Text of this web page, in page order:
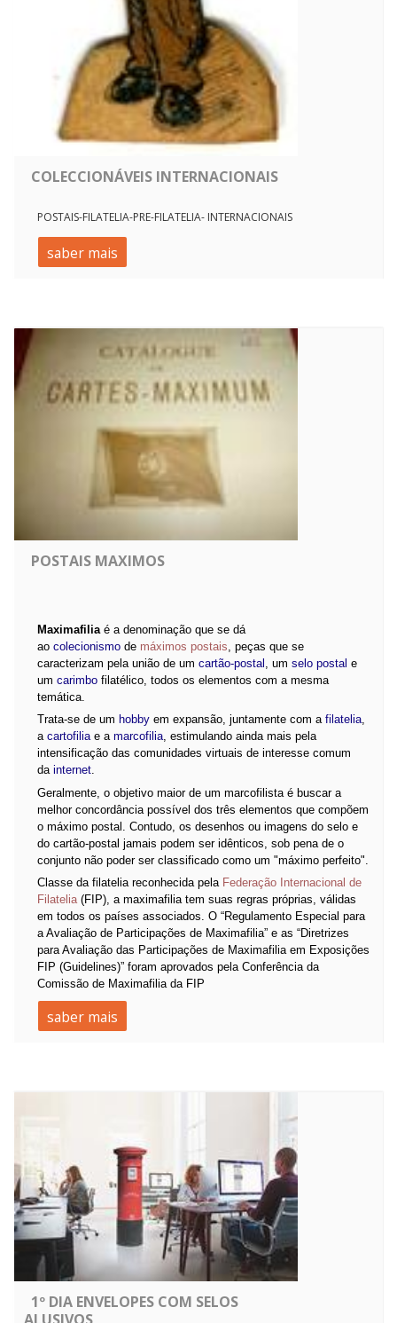
COLECCIONÁVEIS INTERNACIONAIS
POSTAIS-FILATELIA-PRE-FILATELIA- INTERNACIONAIS
saber mais
POSTAIS MAXIMOS
Maximafilia é a denominação que se dá
ao colecionismo de máximos postais , peças que se
caracterizam pela união de um cartão-postal , um selo postal e
um carimbo filatélico, todos os elementos com a mesma
temática.
Trata-se de um hobby em expansão, juntamente com a filatelia,
a cartofiliae a marcofilia, estimulando ainda mais pela
intensificação das comunidades virtuais de interesse comum
da internet.
Geralmente, o objetivo maior de um marcofilista é buscar a
melhor concordância possível dos três elementos que compõem
o máximo postal. Contudo, os desenhos ou imagens do selo e
do cartão-postal jamais podem ser idênticos, sob pena de o
conjunto não poder ser classificado como um "máximo perfeito".
Classe da filatelia reconhecida pela Federação Internacional de
Filatelia(FIP), a maximafilia tem suas regras próprias, válidas
em todos os países associados. O “Regulamento Especial para
a Avaliação de Participações de Maximafilia” e as “Diretrizes
para Avaliação das Participações de Maximafilia em Exposições
FIP (Guidelines)” foram aprovados pela Conferência da
Comissão de Maximafilia da FIP
saber mais
1º DIA ENVELOPES COM SELOS